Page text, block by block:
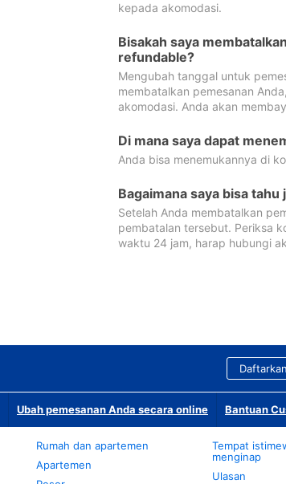
kepada akomodasi.
Bisakah saya
refundable?
Mengubah tanggal untuk
membatalkan pemesanan
akomodasi. Anda akan
Di mana saya dapat
Anda bisa menemukannya di
Bagaimana saya bisa
Setelah Anda membatalkan
pembatalan tersebut. Periksa
waktu 24 jam, harap hubungi
Ubah pemesanan Anda secara online Bantuan
Rumah dan apartemen
Apartemen
Tempat
menginap
Ulasan